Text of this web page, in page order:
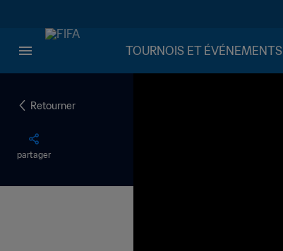
TOURNOIS ET ÉVÉNEMENTS
Retourner
partager